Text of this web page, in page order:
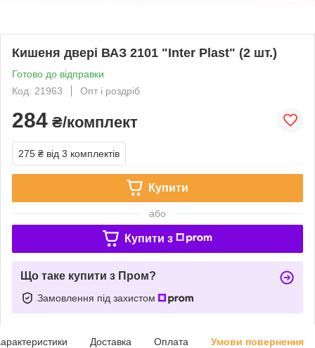
Кишеня двері ВАЗ 2101 "Inter Plast" (2 шт.)
Готово до відправки
Код: 21963
Опт і роздріб
284 ₴/комплект
275 ₴ від 3 комплектів
Купити
або
Купити з
Що таке купити з Пром?
Замовлення під захистом
Доставка Оплата Умови повернення